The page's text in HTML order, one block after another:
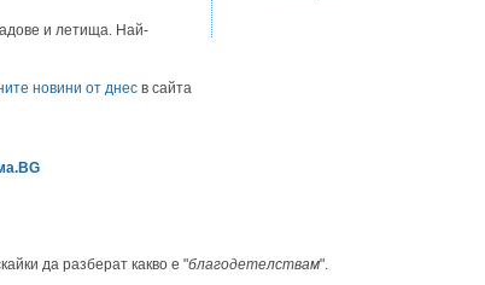
и летища. Най-
новини от днес в сайта
да разберат какво е "благодетелствам".